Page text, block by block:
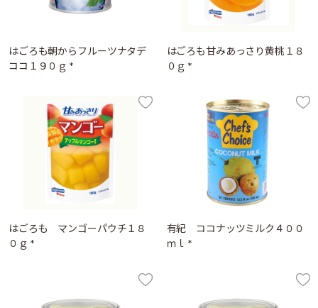
はごろも朝からフルーツナタデ
ココ１９０ｇ *
はごろも甘みあっさり黄桃１８
０ｇ *
はごろも マンゴーパウチ１８
０ｇ *
有紀 ココナッツミルク４００
ｍｌ *